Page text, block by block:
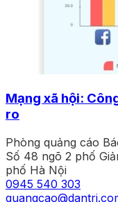
Mạng xã hội:
ro
Phòng quảng cáo
Số 48 ngõ 2 phố
phố Hà Nội
0945 540 303